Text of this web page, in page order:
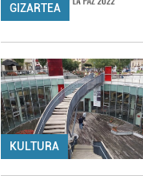
GIZARTEA
KULTURA